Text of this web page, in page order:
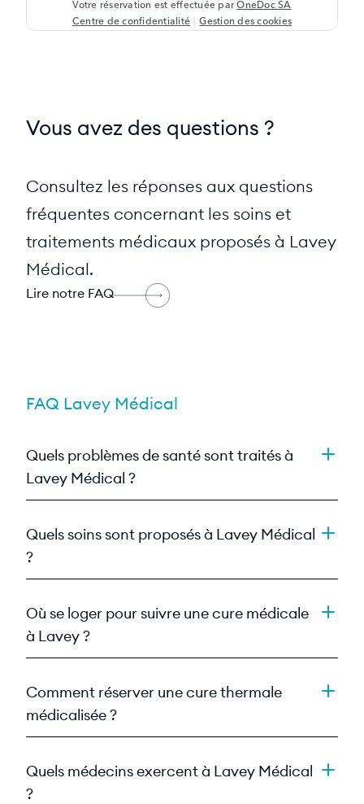
Vous avez des questions ?
Consultez les réponses aux questions
fréquentes concernant les soins et
traitements médicaux proposés à Lavey
Médical.
Lire notre FAQ
FAQ Lavey Médical
Quels problèmes de santé sont traités à
Lavey Médical ?
Quels soins sont proposés à Lavey Médical
?
Où se loger pour suivre une cure médicale
à Lavey ?
Comment réserver une cure thermale
médicalisée ?
Quels médecins exercent à Lavey Médical
?